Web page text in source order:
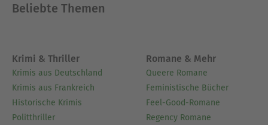
Beliebte Themen
Krimi & Thriller
Krimis aus Deutschland
Krimis aus Frankreich
Historische Krimis
Politthriller
Romane & Mehr
Queere Romane
Feministische Bücher
Feel-Good-Romane
Regency Romane